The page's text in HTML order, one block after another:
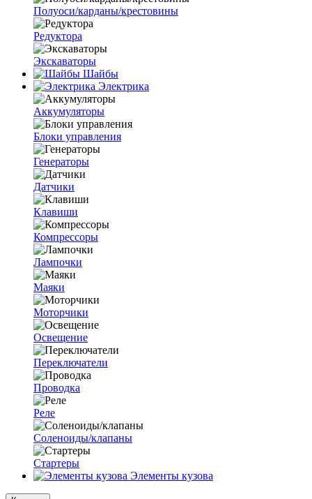
Полуоси/карданы/крестовины
Редуктора
Экскаваторы
Шайбы
Электрика
Аккумуляторы
Блоки управления
Генераторы
Датчики
Клавиши
Компрессоры
Лампочки
Маяки
Моторчики
Освещение
Переключатели
Проводка
Реле
Соленоиды/клапаны
Стартеры
Элементы кузова